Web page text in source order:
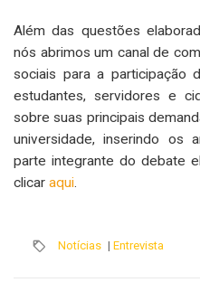
Além das questões
nós abrimos um canal de
sociais para a participação
estudantes, servidores e
sobre suas principais
universidade, inserindo os
parte integrante do debate
clicar aqui.
Notícias | Entrevista